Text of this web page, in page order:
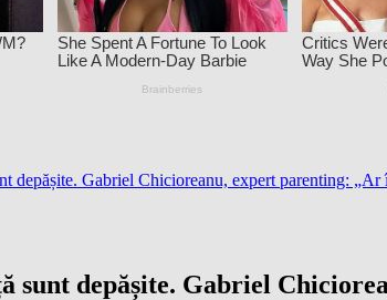
depășite. Gabriel Chicioreanu, expert parenting:
sunt depășite. Gabriel